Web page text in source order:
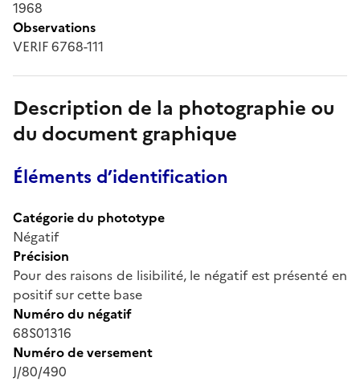
1968
Observations
VERIF 6768-111
Description de la photographie ou
du document graphique
Éléments d’identification
Catégorie du phototype
Négatif
Précision
Pour des raisons de lisibilité, le négatif est présenté en
positif sur cette base
Numéro du négatif
68S01316
Numéro de versement
J/80/490